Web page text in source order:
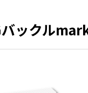
ックル